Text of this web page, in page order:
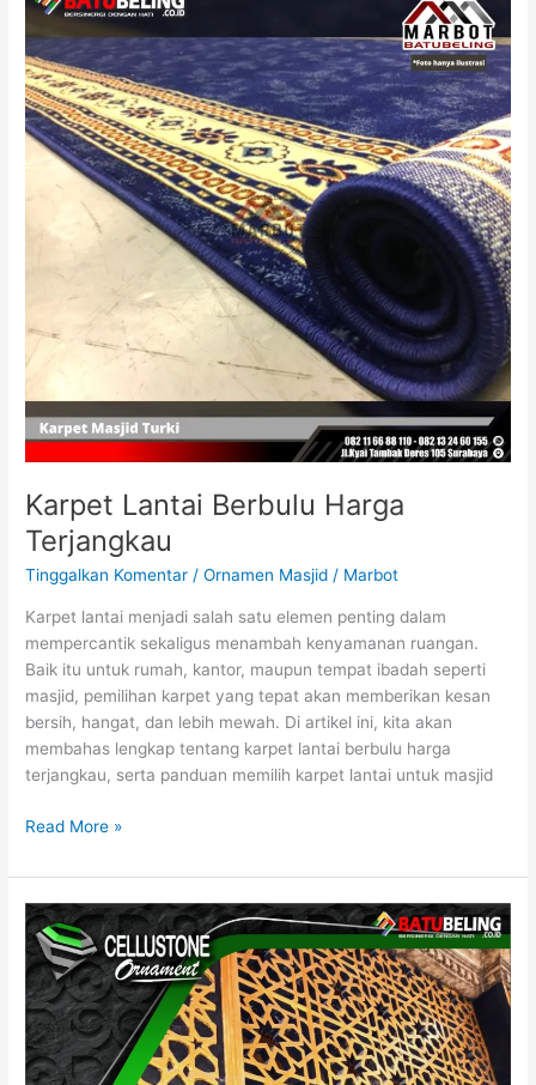
Karpet Lantai Berbulu Harga
Terjangkau
Tinggalkan Komentar /Ornamen Masjid / Marbot
Karpet lantai menjadi salah satu elemen penting dalam
mempercantik sekaligus menambah kenyamanan ruangan.
Baik itu untuk rumah, kantor, maupun tempat ibadah seperti
masjid, pemilihan karpet yang tepat akan memberikan kesan
bersih, hangat, dan lebih mewah. Di artikel ini, kita akan
membahas lengkap tentang karpet lantai berbulu harga
terjangkau, serta panduan memilih karpet lantai untuk masjid
Lantai
Berbulu
Harga
Terjangkau
Read More »
Cara
Membuat
Ornamen
Masjid:
Panduan
Lengkap
dan